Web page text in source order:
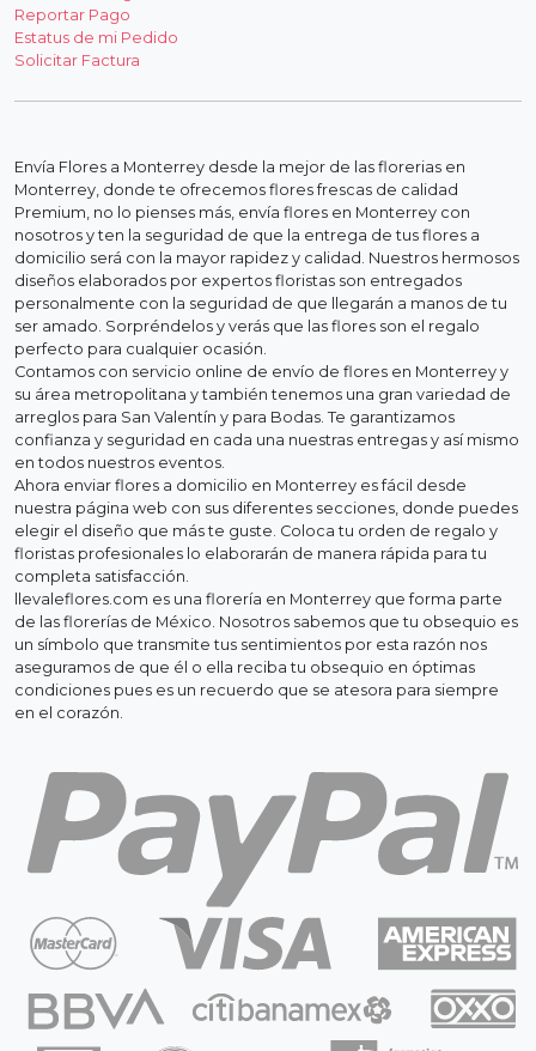
Reportar Pago
Estatus de mi Pedido
Solicitar Factura
Envía Flores a Monterrey desde la mejor de las florerias en
Monterrey, donde te ofrecemos flores frescas de calidad
Premium, no lo pienses más, envía flores en Monterrey con
nosotros y ten la seguridad de que la entrega de tus flores a
domicilio será con la mayor rapidez y calidad. Nuestros hermosos
diseños elaborados por expertos floristas son entregados
personalmente con la seguridad de que llegarán a manos de tu
ser amado. Sorpréndelos y verás que las flores son el regalo
perfecto para cualquier ocasión.
Contamos con servicio online de envío de flores en Monterrey y
su área metropolitana y también tenemos una gran variedad de
arreglos para San Valentín y para Bodas. Te garantizamos
confianza y seguridad en cada una nuestras entregas y así mismo
en todos nuestros eventos.
Ahora enviar flores a domicilio en Monterrey es fácil desde
nuestra página web con sus diferentes secciones, donde puedes
elegir el diseño que más te guste. Coloca tu orden de regalo y
floristas profesionales lo elaborarán de manera rápida para tu
completa satisfacción.
llevaleflores.com es una florería en Monterrey que forma parte
de las florerías de México. Nosotros sabemos que tu obsequio es
un símbolo que transmite tus sentimientos por esta razón nos
aseguramos de que él o ella reciba tu obsequio en óptimas
condiciones pues es un recuerdo que se atesora para siempre
en el corazón.